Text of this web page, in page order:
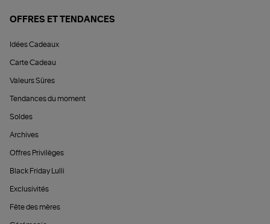
OFFRES ET TENDANCES
Idées Cadeaux
Carte Cadeau
Valeurs Sûres
Tendances du moment
Soldes
Archives
Offres Privilèges
Black Friday Lulli
Exclusivités
Fête des mères